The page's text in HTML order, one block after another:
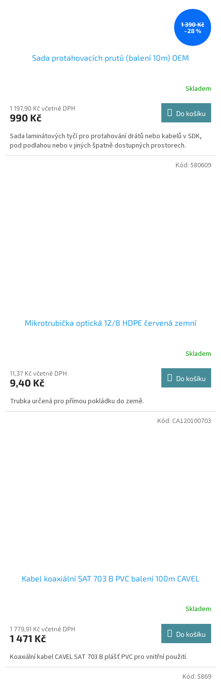
1 390 Kč
–28 %
Sada protahovacích prutů (balení 10m) OEM
Skladem
1 197,90 Kč včetně DPH
990 Kč Do košíku
Sada laminátových tyčí pro protahování drátů nebo kabelů v SDK,
pod podlahou nebo v jiných špatně dostupných prostorech.
Mikrotrubička optická 12/8 HDPE červená zemní
Skladem
11,37 Kč včetně DPH
9,40 Kč Do košíku
Trubka určená pro přímou pokládku do země.
Kód: 580609
Kabel koaxiální SAT 703 B PVC balení 100m CAVEL
Skladem
1 779,91 Kč včetně DPH
1 471 Kč Do košíku
Koaxiální kabel CAVEL SAT 703 B plášť PVC pro vnitřní použití.
Kód: CA120100703
Kód: 5869